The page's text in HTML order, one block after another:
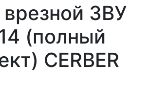
ЗВУ
(полный
CERBER